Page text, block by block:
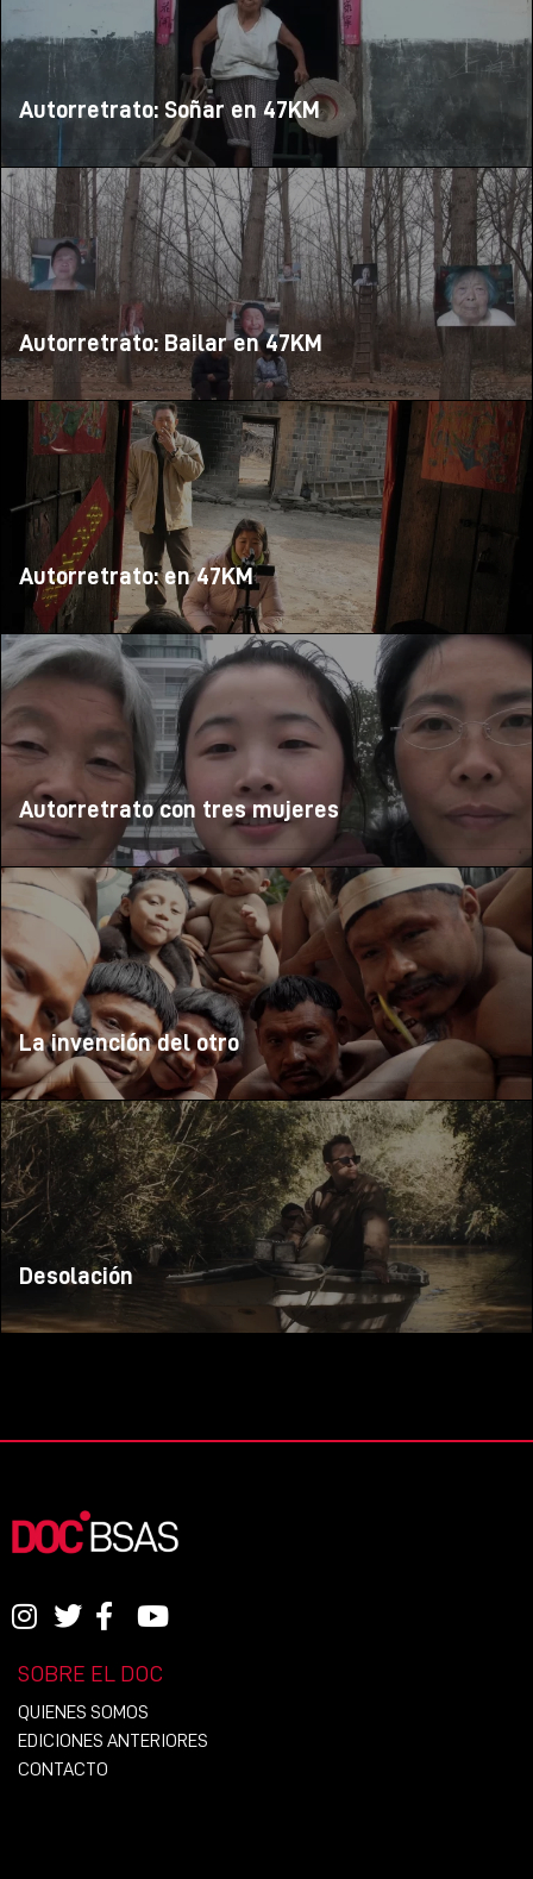
Autorretrato: Soñar en 47KM
Autorretrato: Bailar en 47KM
Autorretrato: en 47KM
Autorretrato con tres mujeres
La invención del otro
Desolación
SOBRE EL DOC
QUIENES SOMOS
EDICIONES ANTERIORES
CONTACTO